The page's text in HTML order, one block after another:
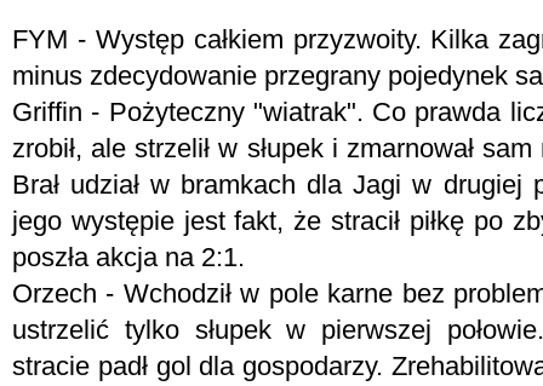
FYM - Występ całkiem przyzwoity. Kilka
minus zdecydowanie przegrany pojedynek
Griffin - Pożyteczny "wiatrak". Co prawda
zrobił, ale strzelił w słupek i zmarnował
Brał udział w bramkach dla Jagi w drugiej
jego występie jest fakt, że stracił piłkę po
poszła akcja na 2:1.
Orzech - Wchodził w pole karne bez
ustrzelić tylko słupek w pierwszej
stracie padł gol dla gospodarzy.